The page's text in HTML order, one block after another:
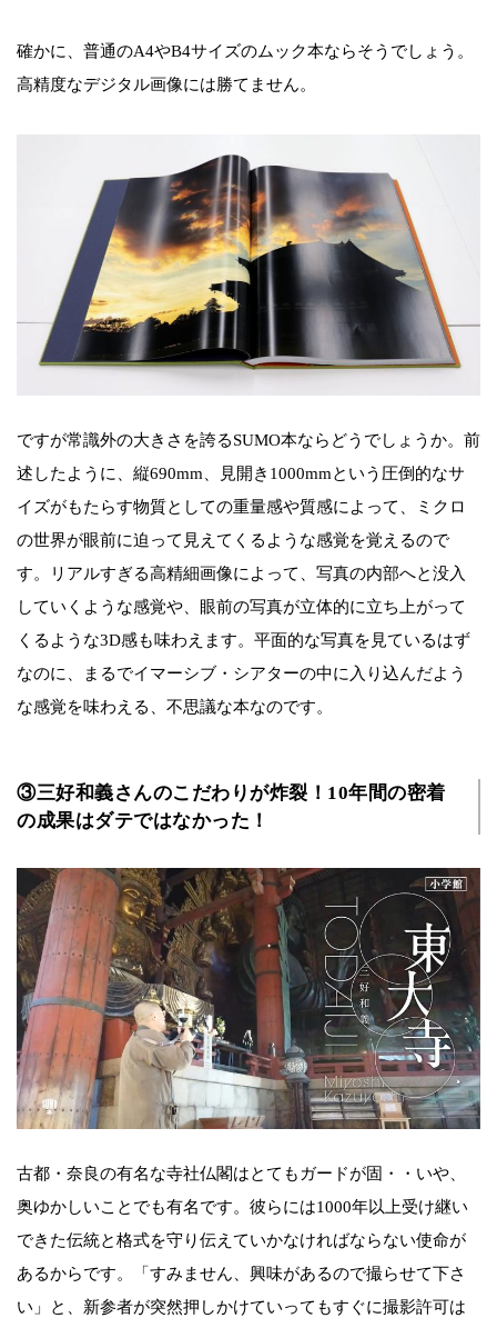
確かに、普通のA4やB4サイズのムック本ならそうでしょう。
高精度なデジタル画像には勝てません。
ですが常識外の大きさを誇るSUMO本ならどうでしょうか。前
述したように、縦690mm、見開き1000mmという圧倒的なサ
イズがもたらす物質としての重量感や質感によって、ミクロ
の世界が眼前に迫って見えてくるような感覚を覚えるので
す。リアルすぎる高精細画像によって、写真の内部へと没入
していくような感覚や、眼前の写真が立体的に立ち上がって
くるような3D感も味わえます。平面的な写真を見ているはず
なのに、まるでイマーシブ・シアターの中に入り込んだよう
な感覚を味わえる、不思議な本なのです。
③三好和義さんのこだわりが炸裂！10年間の密着
の成果はダテではなかった！
古都・奈良の有名な寺社仏閣はとてもガードが固・・いや、
奥ゆかしいことでも有名です。彼らには1000年以上受け継い
できた伝統と格式を守り伝えていかなければならない使命が
あるからです。「すみません、興味があるので撮らせて下さ
い」と、新参者が突然押しかけていってもすぐに撮影許可は